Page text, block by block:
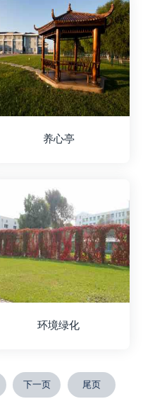
养心亭
环境绿化
下一页 尾页